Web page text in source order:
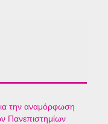
την αναμόρφωση
Πανεπιστημίων